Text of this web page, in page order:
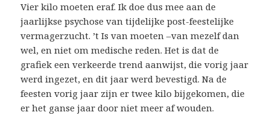
Vier kilo moeten eraf. Ik doe dus mee aan de
jaarlijkse psychose van tijdelijke post-feestelijke
vermagerzucht. ’t Is van moeten –van mezelf dan
wel, en niet om medische reden. Het is dat de
grafiek een verkeerde trend aanwijst, die vorig jaar
werd ingezet, en dit jaar werd bevestigd. Na de
feesten vorig jaar zijn er twee kilo bijgekomen, die
er het ganse jaar door niet meer af wouden.